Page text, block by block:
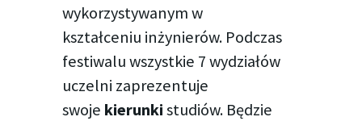
wykorzystywanym w
kształceniu inżynierów. Podczas
festiwalu wszystkie 7 wydziałów
uczelni zaprezentuje
swoje kierunkistudiów. Będzie